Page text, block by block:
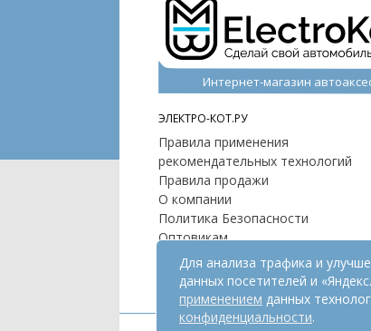
Интернет-магазин
ЭЛЕКТРО-КОТ.РУ
Правила применения
рекомендательных технологий
Правила продажи
О компании
Политика Безопасности
Оптовикам
Контакты
Карта сайта
Для анализа трафика и
данных посетителей и
применением данных
конфиденциальности.